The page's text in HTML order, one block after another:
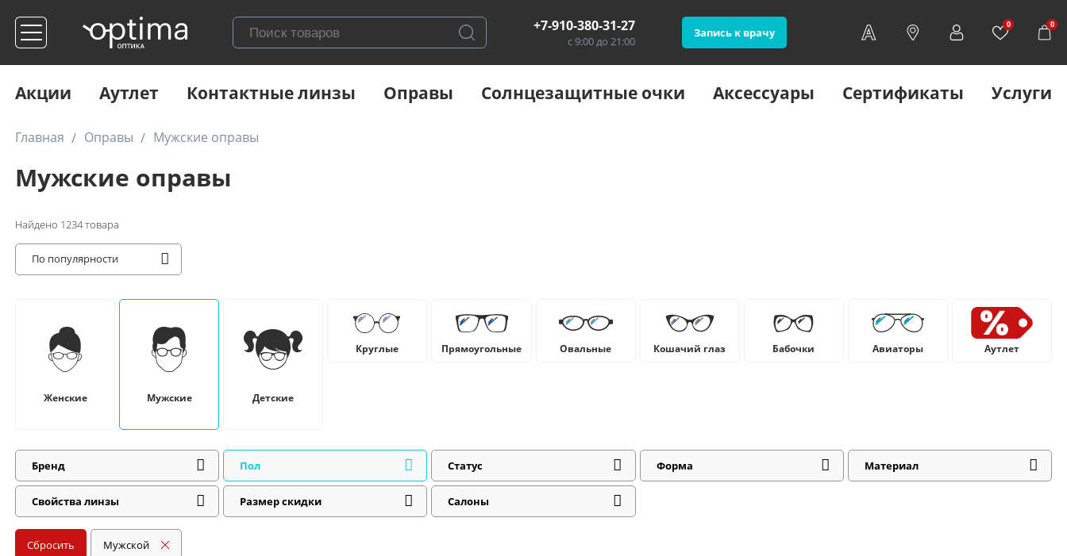
+7-910-380-31-27
с 9:00 до 21:00
Запись к врачу
0 0
Акции Аутлет Контактные линзы Оправы Солнцезащитные очки Аксессуары Сертификаты Услуги
Главная Оправы Мужские оправы
Мужские оправы
Найдено 1234товара
По популярности
Женские Мужские Детские
Круглые Прямоугольные Овальные Кошачий глаз Бабочки Авиаторы Аутлет
Бренд Пол Статус Форма Материал
Свойства линзы Размер скидки Салоны
Сбросить Мужской